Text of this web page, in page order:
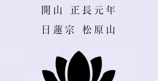
​開山 正長元年
日蓮宗 松原山